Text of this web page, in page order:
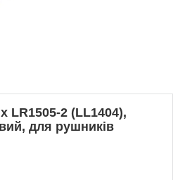
LR1505-2 (LL1404),
для рушників